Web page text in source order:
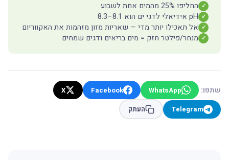
✓ החליפו 25% מהמים אחת לשבוע
✓ pH אידיאלי לדגי ים הוא 8.1–8.3
✓ אל תאכילו יותר מדי — שאריות מזון מזהמות את האקווריום
✓ מנחר/פילטר חזק = מים בריאים ודגים שמחים
שתפו: WhatsApp
Facebook
X
Telegram
העתק